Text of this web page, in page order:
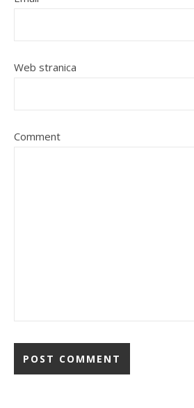
Web stranica
Comment